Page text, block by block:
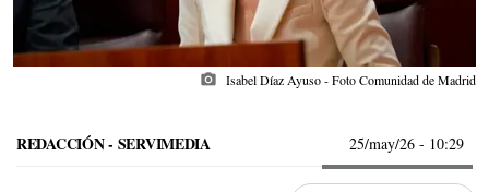
photo_camera Isabel Díaz Ayuso - Foto Comunidad de Madrid
REDACCIÓN - SERVIMEDIA 25/may/26 - 10:29